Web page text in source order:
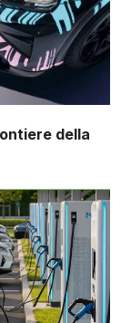
della